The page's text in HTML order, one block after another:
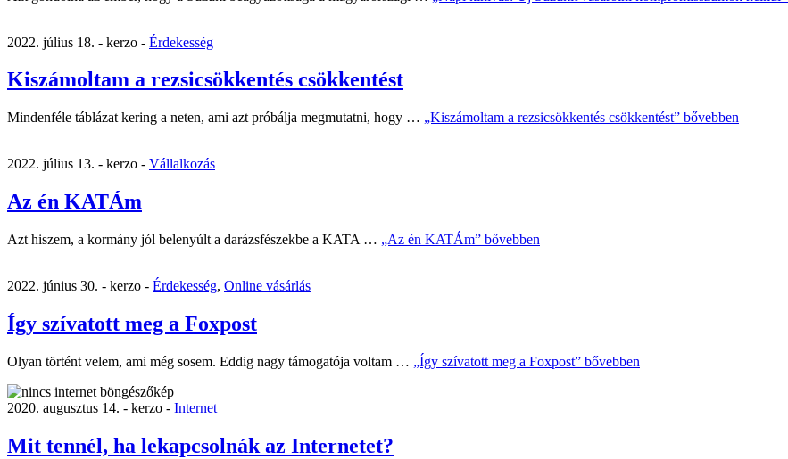
2022. július 18. - kerzo - Érdekesség
Kiszámoltam a rezsicsökkentés csökkentést
Mindenféle táblázat kering a neten, ami azt próbálja megmutatni, hogy … „Kiszámoltam a rezsicsökkentés csökkentést” bővebben
2022. július 13. - kerzo - Vállalkozás
Az én KATÁm
Azt hiszem, a kormány jól belenyúlt a darázsfészekbe a KATA … „Az én KATÁm” bővebben
2022. június 30. - kerzo - Érdekesség, Online vásárlás
Így szívatott meg a Foxpost
Olyan történt velem, ami még sosem. Eddig nagy támogatója voltam … „Így szívatott meg a Foxpost” bővebben
2020. augusztus 14. - kerzo - Internet
Mit tennél, ha lekapcsolnák az Internetet?